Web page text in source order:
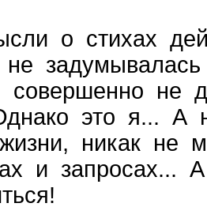
о стихах
совершенно
это я... А
никак не
и запросах...